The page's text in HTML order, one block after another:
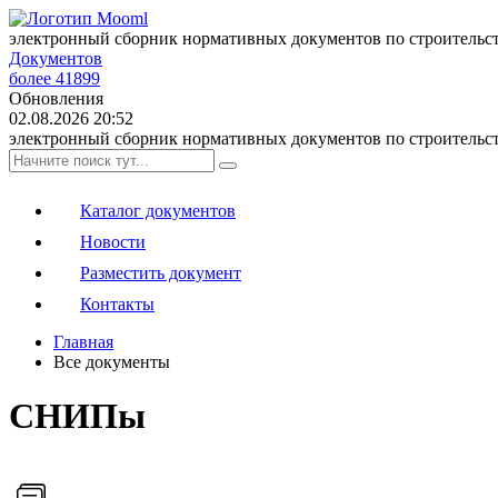
электронный сборник нормативных документов по
Документов
более 41899
Обновления
02.08.2026 20:52
электронный сборник нормативных документов по
Каталог документов
Новости
Разместить документ
Контакты
Главная
Все документы
СНИПы